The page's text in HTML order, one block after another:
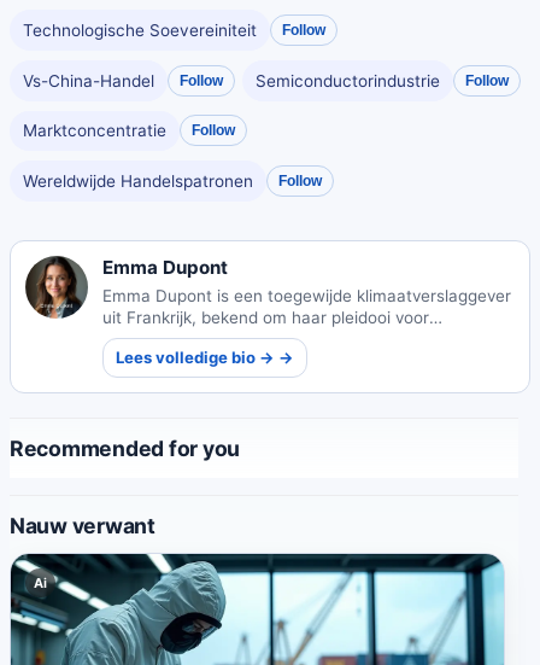
Technologische Soevereiniteit Follow
Vs-China-Handel Follow Semiconductorindustrie Follow
Marktconcentratie Follow
Wereldwijde Handelspatronen Follow
Emma Dupont
Emma Dupont is een toegewijde klimaatverslaggever
uit Frankrijk, bekend om haar pleidooi voor
duurzaamheid en haar impactvolle milieujournalistiek
die wereldwijd bewustzijn inspireert.
Lees volledige bio → →
Recommended for you
Nauw verwant
Ai